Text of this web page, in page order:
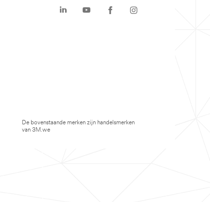
De bovenstaande merken zijn handelsmerken
van 3M.we